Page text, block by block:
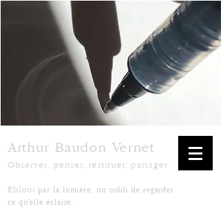
Arthur Baudon Vernet
Observer, penser, restituer, partager.
Ebloui par la lumière, on oubli de regarder
ce qu'elle éclaire.